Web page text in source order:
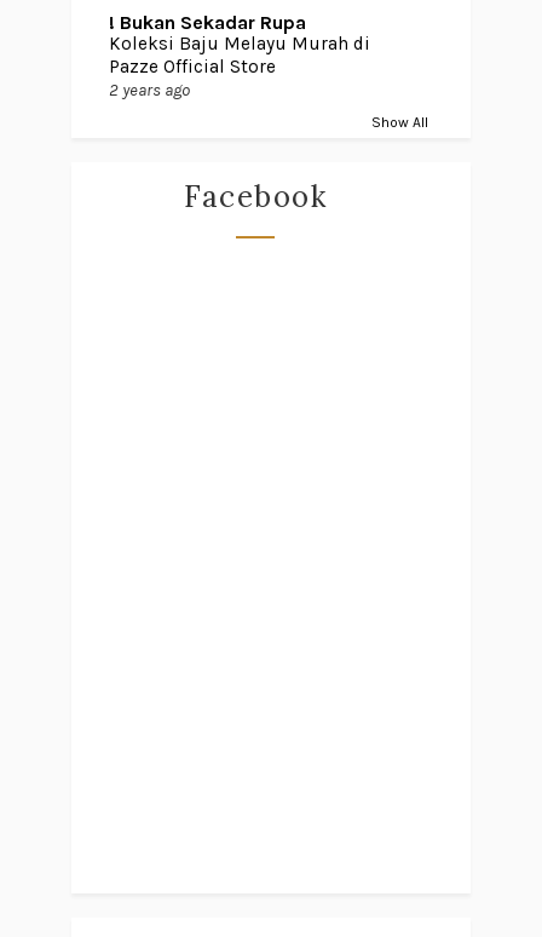
! Bukan Sekadar Rupa
Koleksi Baju Melayu Murah di
Pazze Official Store
2 years ago
Show All
Facebook